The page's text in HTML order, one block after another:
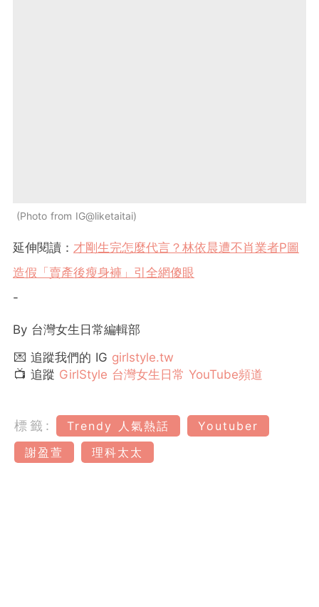
Photo from IG@liketaitai
延伸閱讀： 才剛生完怎麼代言？林依晨遭不肖業者P圖
造假「賣產後瘦身褲」引全網傻眼
-
By 台灣女生日常編輯部
💌 追蹤我們的 IG girlstyle.tw
📺 追蹤 GirlStyle 台灣女生日常 YouTube頻道
標籤: Trendy 人氣熱話
Youtuber
謝盈萱
理科太太